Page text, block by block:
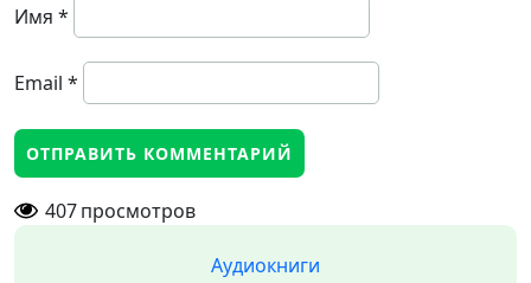
Имя *
Email *
407просмотров
Аудиокниги